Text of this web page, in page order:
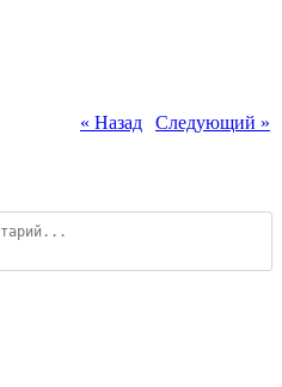
« Назад Следующий »